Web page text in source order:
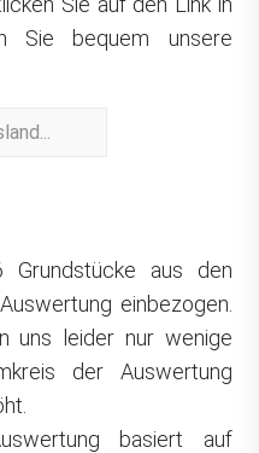
Sie bequem unsere
aus den
einbezogen.
uns leider nur wenige
der Auswertung
basiert auf